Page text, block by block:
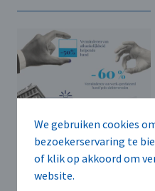
We gebruiken cookies
bezoekerservaring te
of klik op akkoord om
website.
INTERREG VLAANDEREN-
NEDERLAND
Slimme technologie
versnelt herstel na